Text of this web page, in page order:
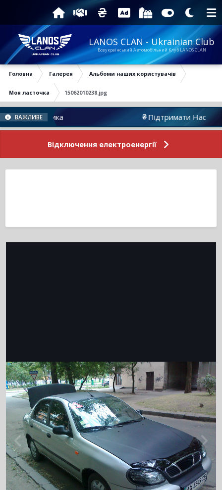
LANOS CLAN - Ukrainian Club
Всеукраїнський Автомобільний Клуб LANOS CLAN
Головна Галерея Альбоми наших користувачів
Моя ласточка 15062010238.jpg
ВАЖЛИВЕ
Атрибутика Підтримати Нас
Відключення електроенергії